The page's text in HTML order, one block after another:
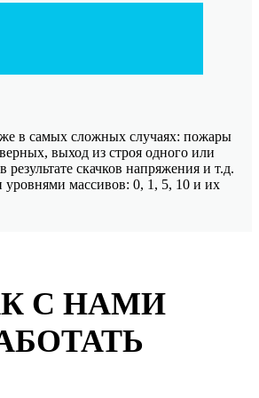
в самых сложных случаях: пожары
выход из строя одного или
результате скачков напряжения и т.д.
массивов: 0, 1, 5, 10 и их
С НАМИ